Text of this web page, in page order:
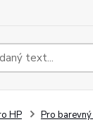
HP Pro